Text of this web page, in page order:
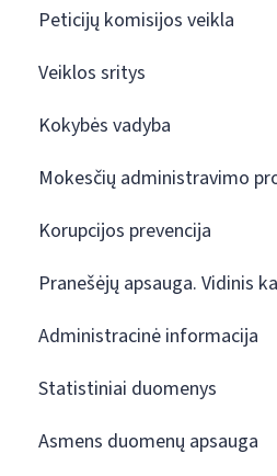
Peticijų komisijos veikla
Veiklos sritys
Kokybės vadyba
Mokesčių administravimo
Korupcijos prevencija
Pranešėjų apsauga. Vidinis
Administracinė informacija
Statistiniai duomenys
Asmens duomenų apsauga